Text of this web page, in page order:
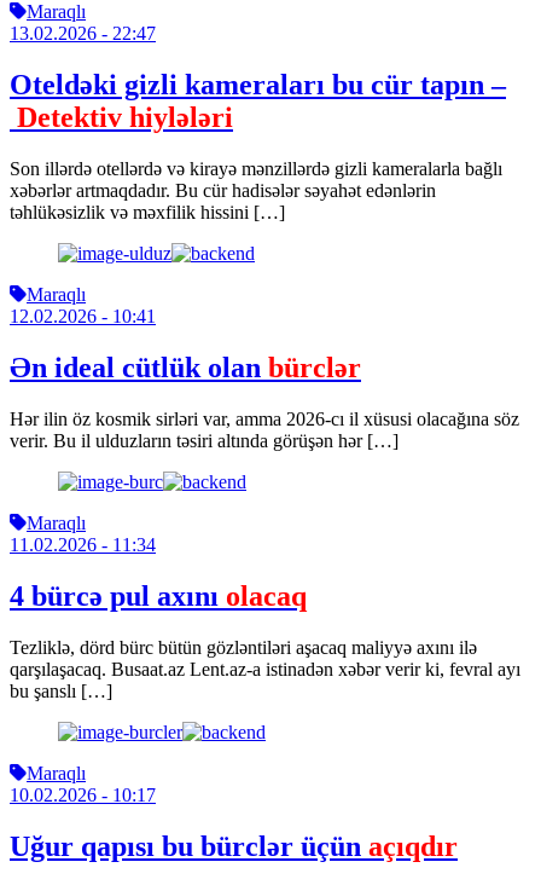
Maraqlı
13.02.2026 - 22:47
Oteldəki gizli kameraları bu cür tapın –
Detektiv hiylələri
Son illərdə otellərdə və kirayə mənzillərdə gizli kameralarla bağlı
xəbərlər artmaqdadır. Bu cür hadisələr səyahət edənlərin
təhlükəsizlik və məxfilik hissini […]
Maraqlı
12.02.2026 - 10:41
Ən ideal cütlük olan bürclər
Hər ilin öz kosmik sirləri var, amma 2026-cı il xüsusi olacağına söz
verir. Bu il ulduzların təsiri altında görüşən hər […]
Maraqlı
11.02.2026 - 11:34
4 bürcə pul axını olacaq
Tezliklə, dörd bürc bütün gözləntiləri aşacaq maliyyə axını ilə
qarşılaşacaq. Busaat.az Lent.az-a istinadən xəbər verir ki, fevral ayı
bu şanslı […]
Maraqlı
10.02.2026 - 10:17
Uğur qapısı bu bürclər üçün açıqdır